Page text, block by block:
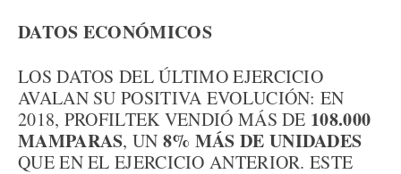
DATOS ECONÓMICOS
LOS DATOS DEL ÚLTIMO EJERCICIO
AVALAN SU POSITIVA EVOLUCIÓN: EN
2018, PROFILTEK VENDIÓ MÁS DE 108.000
MAMPARAS, UN 8% MÁS DE UNIDADES
QUE EN EL EJERCICIO ANTERIOR. ESTE